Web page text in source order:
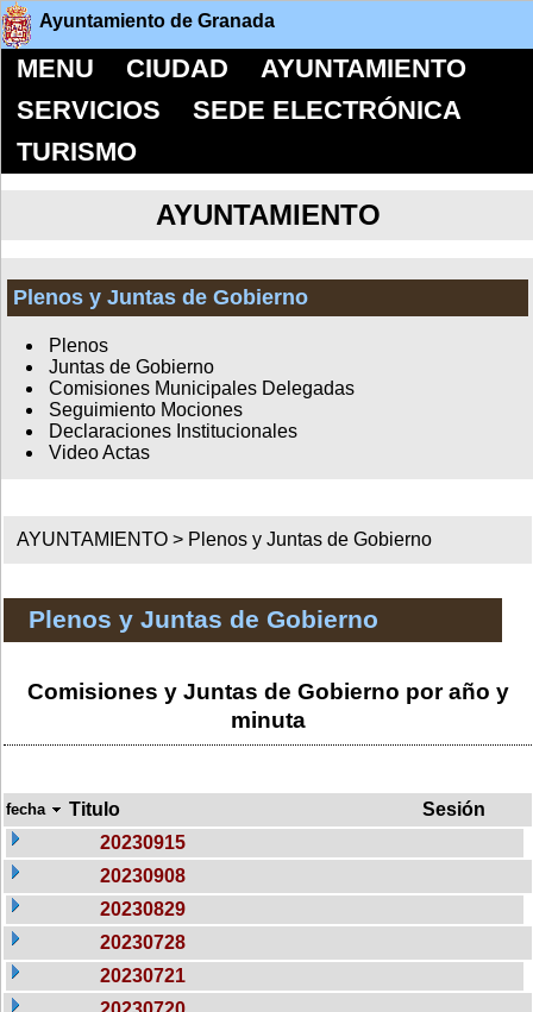
Ayuntamiento de Granada
MENU CIUDAD
AYUNTAMIENTO
SERVICIOS
SEDE ELECTRÓNICA
TURISMO
AYUNTAMIENTO
Plenos y Juntas de Gobierno
Plenos
Juntas de Gobierno
Comisiones Municipales Delegadas
Seguimiento Mociones
Declaraciones Institucionales
Video Actas
AYUNTAMIENTO > Plenos y Juntas de Gobierno
Plenos y Juntas de Gobierno
Comisiones y Juntas de Gobierno por año y
minuta
fecha Titulo
Sesión
20230915
20230908
20230829
20230728
20230721